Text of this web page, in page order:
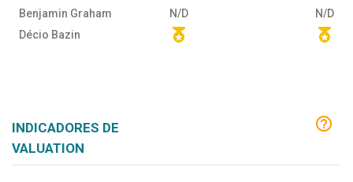
Benjamin Graham
N/D
N/D
Décio Bazin
INDICADORES DE
VALUATION